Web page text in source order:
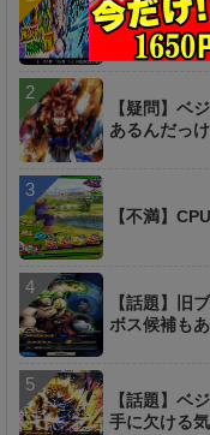
【疑問】超
は無いのか…
【疑問】ベ
あるんだっけ
【不満】
【話題】旧
ボス候補も
【話題】ベ
手に欠ける